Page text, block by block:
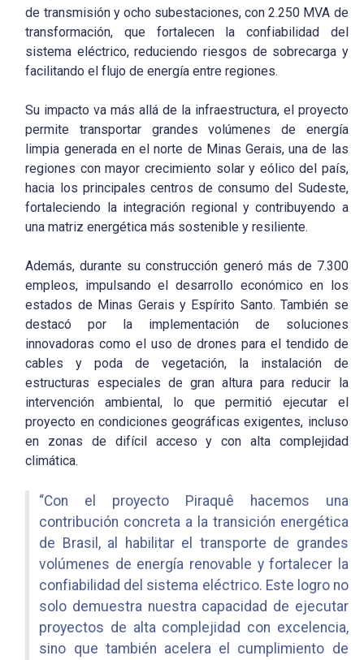
de transmisión y ocho subestaciones, con 2.250 MVA de
transformación, que fortalecen la confiabilidad del
sistema eléctrico, reduciendo riesgos de sobrecarga y
facilitando el flujo de energía entre regiones.
Su impacto va más allá de la infraestructura, el proyecto
permite transportar grandes volúmenes de energía
limpia generada en el norte de Minas Gerais, una de las
regiones con mayor crecimiento solar y eólico del país,
hacia los principales centros de consumo del Sudeste,
fortaleciendo la integración regional y contribuyendo a
una matriz energética más sostenible y resiliente.
Además, durante su construcción generó más de 7.300
empleos, impulsando el desarrollo económico en los
estados de Minas Gerais y Espírito Santo. También se
destacó por la implementación de soluciones
innovadoras como el uso de drones para el tendido de
cables y poda de vegetación, la instalación de
estructuras especiales de gran altura para reducir la
intervención ambiental, lo que permitió ejecutar el
proyecto en condiciones geográficas exigentes, incluso
en zonas de difícil acceso y con alta complejidad
climática.
“Con el proyecto Piraquê hacemos una
contribución concreta a la transición energética
de Brasil, al habilitar el transporte de grandes
volúmenes de energía renovable y fortalecer la
confiabilidad del sistema eléctrico. Este logro no
solo demuestra nuestra capacidad de ejecutar
proyectos de alta complejidad con excelencia,
sino que también acelera el cumplimiento de